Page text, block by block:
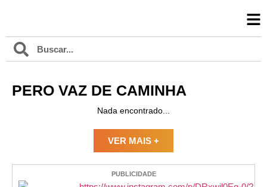
PERO VAZ DE CAMINHA
Nada encontrado...
VER MAIS +
PUBLICIDADE